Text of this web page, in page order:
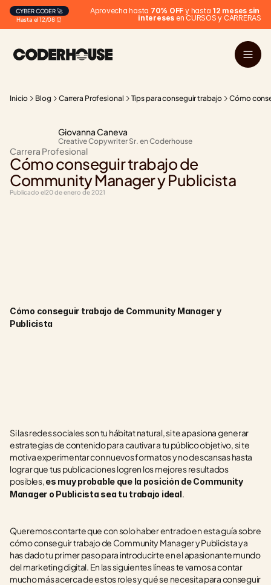
Hasta el 12/08 ⏰
CYBER CODER 🚀 Aprovecha hasta 70% OFF y hasta 12 meses sin
intereses en CURSOS y CARRERAS
Inicio Blog Carrera Profesional Tips para conseguir trabajo Cómo
Giovanna Caneva
Creative Copywriter Sr. en Coderhouse
Carrera Profesional
Cómo conseguir trabajo de
Community Manager y Publicista
Publicado el20 de enero de 2021
Cómo conseguir trabajo de Community Manager y
Publicista
Si las redes sociales son tu hábitat natural, si te apasiona generar
estrategias de contenido para cautivar a tu público objetivo, si te
motiva experimentar con nuevos formatos y no descansas hasta
lograr que tus publicaciones logren los mejores resultados
posibles, es muy probable que la posición de Community
Manager o Publicista sea tu trabajo ideal.
Queremos contarte que con solo haber entrado en esta guía sobre
cómo conseguir trabajo de Community Manager y Publicista ya
has dado tu primer paso para introducirte en el apasionante mundo
del marketing digital. En las siguientes líneas te vamos a contar
mucho más acerca de estos roles y qué se necesita para conseguir